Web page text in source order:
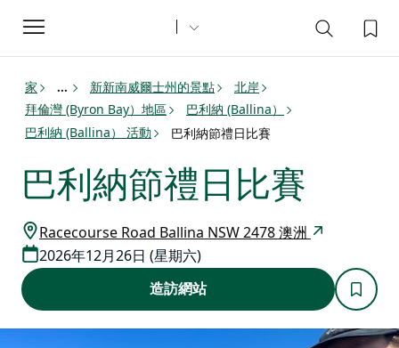
Toggle
navigation
家 ... 新新南威爾士州的景點
北岸
拜倫灣 (Byron Bay）地區
巴利納 (Ballina）
巴利納 (Ballina） 活動
巴利納節禮日比賽
巴利納節禮日比賽
Racecourse Road Ballina NSW 2478 澳洲
2026年12月26日 (星期六)
造訪網站